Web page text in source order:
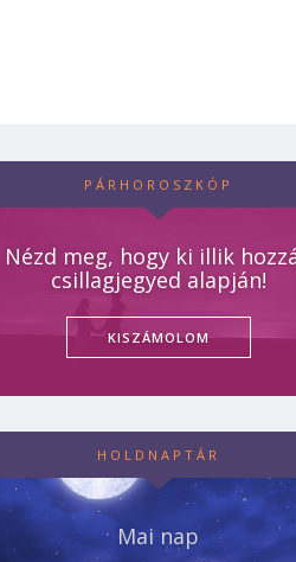
PÁRHOROSZKÓP
Nézd meg, hogy ki illik
csillagjegyed alapján!
KISZÁMOLOM
HOLDNAPTÁR
Mai nap